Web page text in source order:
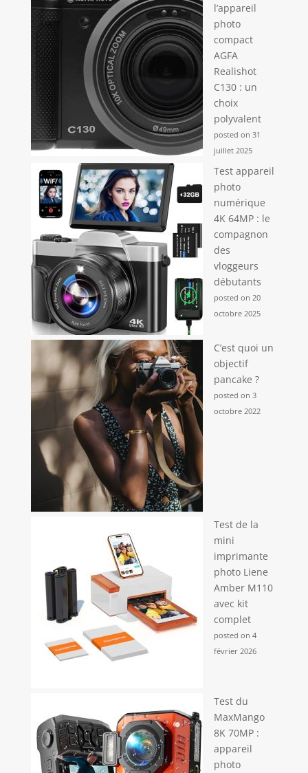
l’appareil
photo
compact
AGFA
Realishot
C130 : un
choix
polyvalent
posted on 31
juillet 2025
Test appareil
photo
numérique
4K 64MP : le
compagnon
des
vloggeurs
débutants
posted on 20
octobre 2025
C’est quoi un
objectif
pancake ?
posted on 3
octobre 2022
Test de la
mini
imprimante
photo Liene
Amber M110
avec kit
complet
posted on 4
février 2026
Test du
MaxMango
8K 70MP :
appareil
photo